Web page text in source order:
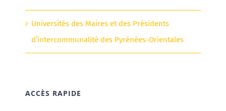
Universités des Maires et des Présidents
d’intercommunalité des Pyrénées-Orientales
ACCÈS RAPIDE